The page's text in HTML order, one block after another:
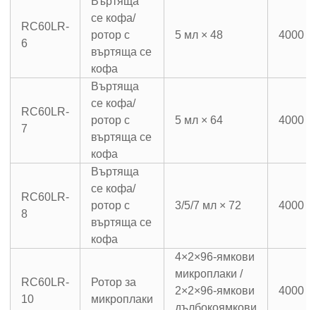
RC60LR-
6
се кофа/
ротор с
въртяща се
кофа
5 мл × 48 4000
RC60LR-
7
Въртяща
се кофа/
ротор с
въртяща се
кофа
5 мл × 64 4000
RC60LR-
8
Въртяща
се кофа/
ротор с
въртяща се
кофа
3/5/7 мл × 72 4000
RC60LR-
10
Ротор за
микроплаки
4×2×96-ямкови
микроплаки /
2×2×96-ямкови
дълбокоямкови
4000